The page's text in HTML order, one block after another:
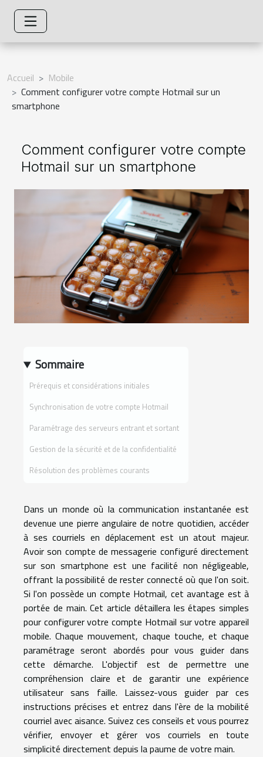
Accueil
Mobile
Comment configurer votre compte Hotmail sur un
smartphone
Comment configurer votre compte
Hotmail sur un smartphone
Sommaire
Prérequis et considérations initiales
Synchronisation de votre compte Hotmail
Paramétrage des serveurs entrant et sortant
Gestion de la sécurité et de la confidentialité
Résolution des problèmes courants
Dans un monde où la communication instantanée est
devenue une pierre angulaire de notre quotidien, accéder
à ses courriels en déplacement est un atout majeur.
Avoir son compte de messagerie configuré directement
sur son smartphone est une facilité non négligeable,
offrant la possibilité de rester connecté où que l'on soit.
Si l'on possède un compte Hotmail, cet avantage est à
portée de main. Cet article détaillera les étapes simples
pour configurer votre compte Hotmail sur votre appareil
mobile. Chaque mouvement, chaque touche, et chaque
paramétrage seront abordés pour vous guider dans
cette démarche. L'objectif est de permettre une
compréhension claire et de garantir une expérience
utilisateur sans faille. Laissez-vous guider par ces
instructions précises et entrez dans l'ère de la mobilité
courriel avec aisance. Suivez ces conseils et vous pourrez
vérifier, envoyer et gérer vos courriels en toute
simplicité directement depuis la paume de votre main.